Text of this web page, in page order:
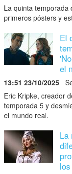
La quinta temporada
primeros pósters y
El
el
13:51 23/10/2025
Eric Kripke, creador
temporada 5 y
el mundo real.
La